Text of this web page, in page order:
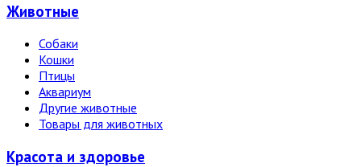
Животные
Собаки
Кошки
Птицы
Аквариум
Другие животные
Товары для животных
Красота и здоровье